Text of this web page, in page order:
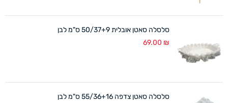
סלסלה סאטן אובלית 50/37+9 ס"מ לבן
69.00 ₪
סלסלה סאטן צדפה 55/36+16 ס"מ לבן